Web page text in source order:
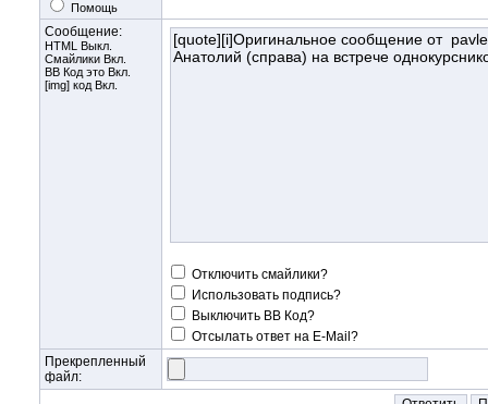
Помощь
Сообщение:
HTML Выкл.
Смайлики Вкл.
BB Код это Вкл.
[img] код Вкл.
Отключить смайлики?
Использовать подпись?
Выключить BB Код?
Отсылать ответ на E-Mail?
Прекрепленный
файл: